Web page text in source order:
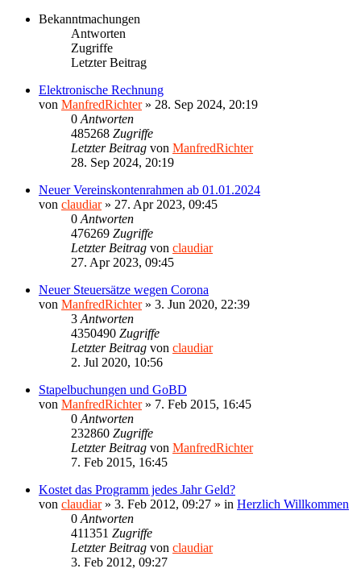
Bekanntmachungen
Antworten
Zugriffe
Letzter Beitrag
Elektronische Rechnung
von ManfredRichter» 28. Sep 2024, 20:19
0 Antworten
485268 Zugriffe
Letzter Beitrag von ManfredRichter
28. Sep 2024, 20:19
Neuer Vereinskontenrahmen ab 01.01.2024
von claudiar» 27. Apr 2023, 09:45
0 Antworten
476269 Zugriffe
Letzter Beitrag von claudiar
27. Apr 2023, 09:45
Neuer Steuersätze wegen Corona
von ManfredRichter» 3. Jun 2020, 22:39
3 Antworten
4350490 Zugriffe
Letzter Beitrag von claudiar
2. Jul 2020, 10:56
Stapelbuchungen und GoBD
von ManfredRichter» 7. Feb 2015, 16:45
0 Antworten
232860 Zugriffe
Letzter Beitrag von ManfredRichter
7. Feb 2015, 16:45
Kostet das Programm jedes Jahr Geld?
von claudiar» 3. Feb 2012, 09:27 » in Herzlich Willkommen
0 Antworten
411351 Zugriffe
Letzter Beitrag von claudiar
3. Feb 2012, 09:27